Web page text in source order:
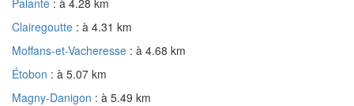
Clairegoutte : à 4.31 km
Moffans-et-Vacheresse : à 4.68 km
Étobon : à 5.07 km
Magny-Danigon : à 5.49 km